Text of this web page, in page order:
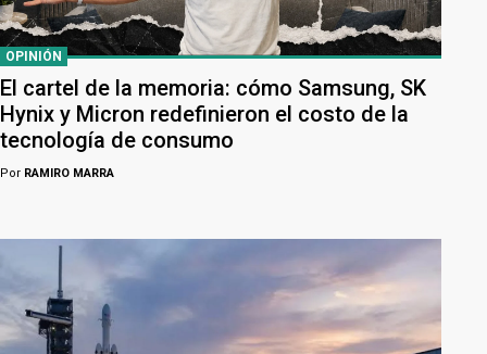
OPINIÓN
El cartel de la memoria: cómo Samsung, SK
Hynix y Micron redefinieron el costo de la
tecnología de consumo
Por RAMIRO MARRA